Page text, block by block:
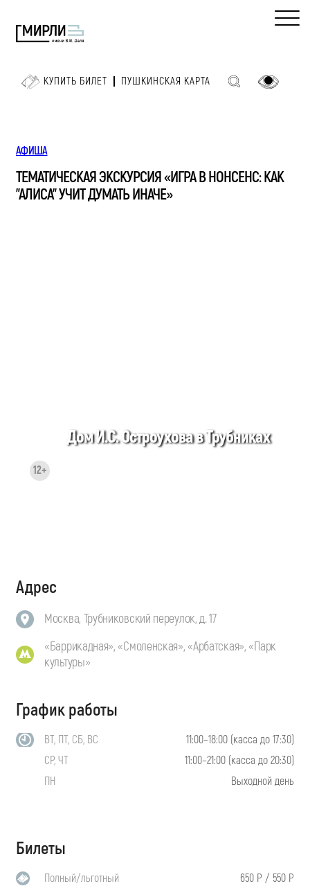
КУПИТЬ БИЛЕТ ПУШКИНСКАЯ КАРТА
АФИША
ТЕМАТИЧЕСКАЯ ЭКСКУРСИЯ «ИГРА В НОНСЕНС: КАК
"АЛИСА" УЧИТ ДУМАТЬ ИНАЧЕ»
Дом И.С. Остроухова в Трубниках
12+
Адрес
Москва, Трубниковский переулок, д. 17
«Баррикадная», «Смоленская», «Арбатская», «Парк
культуры»
График работы
ВТ, ПТ, СБ, ВС
11:00–18:00 (касса до 17:30)
СР, ЧТ
11:00–21:00 (касса до 20:30)
ПН
Выходной день
Билеты
Полный/льготный 650 Р / 550 Р